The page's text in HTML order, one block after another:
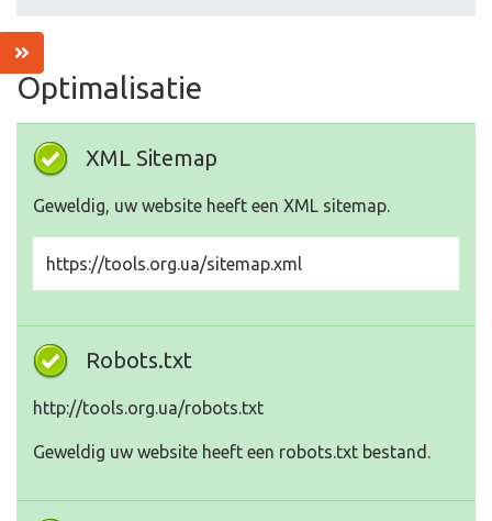
Optimalisatie
XML Sitemap
Geweldig, uw website heeft een XML sitemap.
https://tools.org.ua/sitemap.xml
Robots.txt
http://tools.org.ua/robots.txt
Geweldig uw website heeft een robots.txt bestand.